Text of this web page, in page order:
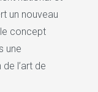
un nouveau
concept
une
l’art de